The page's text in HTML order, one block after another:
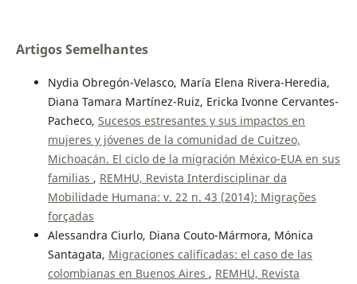
Artigos Semelhantes
Nydia Obregón-Velasco, María Elena Rivera-Heredia,
Diana Tamara Martínez-Ruiz, Ericka Ivonne Cervantes-
Pacheco, Sucesos estresantes y sus impactos en
mujeres y jóvenes de la comunidad de Cuitzeo,
Michoacán. El ciclo de la migración México-EUA en sus
familias , REMHU, Revista Interdisciplinar da
Mobilidade Humana: v. 22 n. 43 (2014): Migrações
forçadas
Alessandra Ciurlo, Diana Couto-Mármora, Mónica
Santagata, Migraciones calificadas: el caso de las
colombianas en Buenos Aires , REMHU, Revista